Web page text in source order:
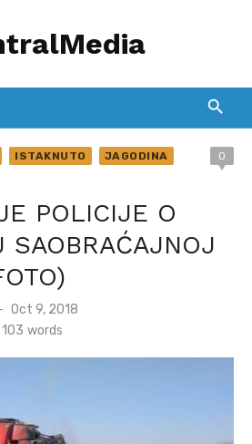
ISTAKNUTO
JAGODINA
0
POLICIJE O
SAOBRAĆAJNOJ
Posted
on
Oct 9, 2018
103 words